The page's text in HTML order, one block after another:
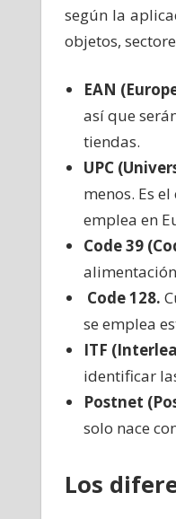
según la
objetos,
EAN
así que
tiendas.
UPC
menos. Es
emplea en
Code 39
Code 128.
se emplea
ITF
identificar
Postnet
solo nace
Los